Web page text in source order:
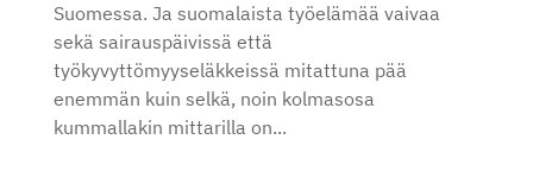
Suomessa. Ja suomalaista työelämää vaivaa
sekä sairauspäivissä että
työkyvyttömyyseläkkeissä mitattuna pää
enemmän kuin selkä, noin kolmasosa
kummallakin mittarilla on...